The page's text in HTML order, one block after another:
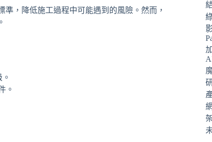
，降低施工過程中可能遇到的風險。然而，
。